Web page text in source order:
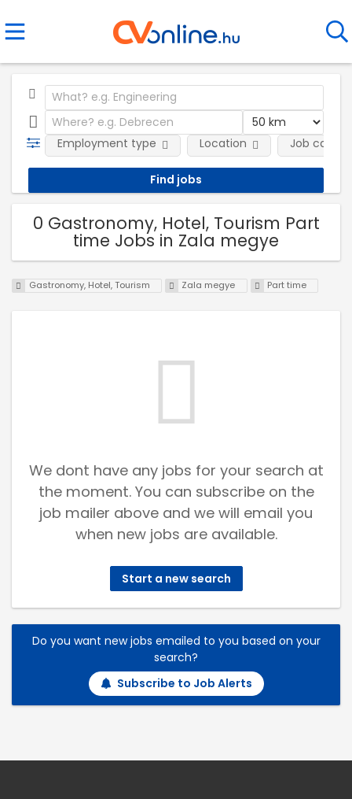
Employment type Location Job
0 Gastronomy, Hotel, Tourism Part
time Jobs in Zala megye
Gastronomy, Hotel, Tourism Zala megye Part time
We dont have any jobs for your search at
the moment. You can subscribe on the
job mailer above and we will email you
when new jobs are available.
Start a new search
Do you want new jobs emailed to you based on your
search?
Subscribe to Job Alerts